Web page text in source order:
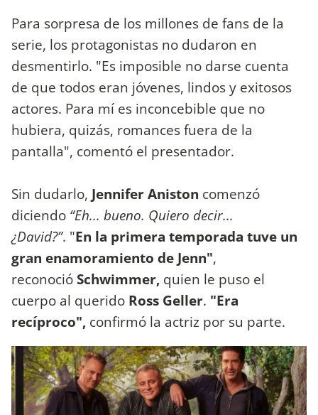
Para sorpresa de los millones de fans de la
serie, los protagonistas no dudaron en
desmentirlo. "Es imposible no darse cuenta
de que todos eran jóvenes, lindos y exitosos
actores. Para mí es inconcebible que no
hubiera, quizás, romances fuera de la
pantalla", comentó el presentador.
Sin dudarlo, Jennifer Aniston comenzó
diciendo “Eh... bueno. Quiero decir...
¿David?”. "En la primera temporada tuve un
gran enamoramiento de Jenn",
reconocióSchwimmer, quien le puso el
cuerpo al querido Ross Geller. "Era
recíproco", confirmó la actriz por su parte.